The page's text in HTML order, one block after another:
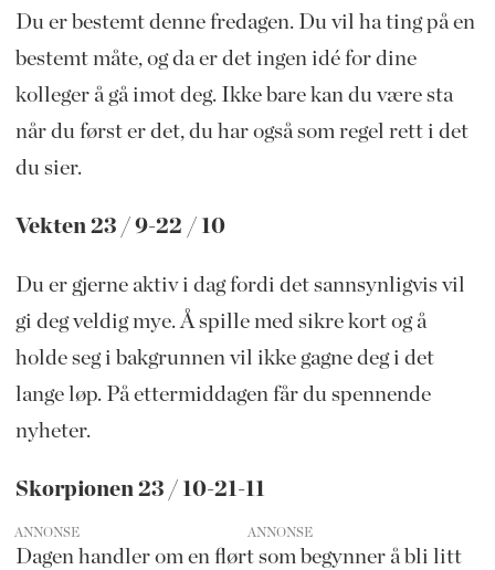
Du er bestemt denne fredagen. Du vil ha ting på en
bestemt måte, og da er det ingen idé for dine
kolleger å gå imot deg. Ikke bare kan du være sta
når du først er det, du har også som regel rett i det
du sier.
Vekten 23 / 9-22 / 10
Du er gjerne aktiv i dag fordi det sannsynligvis vil
gi deg veldig mye. Å spille med sikre kort og å
holde seg i bakgrunnen vil ikke gagne deg i det
lange løp. På ettermiddagen får du spennende
nyheter.
Skorpionen 23 / 10-21-11
ANNONSE
Dagen handler om en flørt som begynner å bli litt